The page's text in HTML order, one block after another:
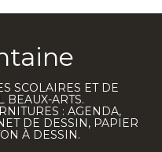
SCOLAIRES ET DE
BEAUX-ARTS.
: AGENDA,
DE DESSIN, PAPIER
À DESSIN.